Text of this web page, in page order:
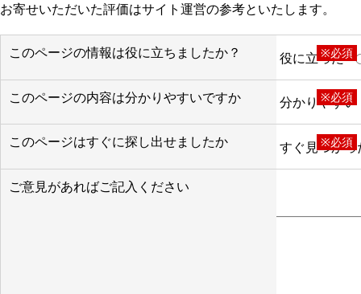
お寄せいただいた評価はサイト運営の参考といたします。
このページの情報は役に立ちましたか？ ※必須
役に立った
このページの内容は分かりやすいですか ※必須
分かりやすい
このページはすぐに探し出せましたか ※必須
すぐ見つかっ
ご意見があればご記入ください